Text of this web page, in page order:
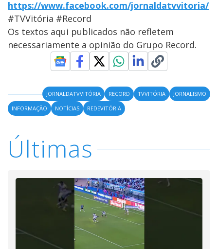
https://www.facebook.com/jornaldatvvitoria/
#TVVitória #Record
Os textos aqui publicados não refletem
necessariamente a opinião do Grupo Record.
JORNALDATVVITÓRIA RECORD TVVITÓRIA
JORNALISMO
INFORMAÇÃO
NOTÍCIAS REDEVITÓRIA
Últimas